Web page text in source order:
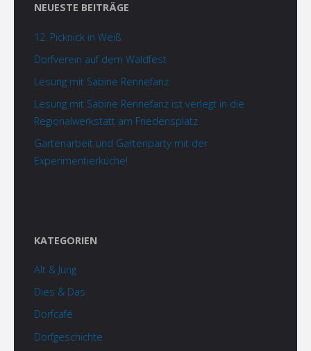
NEUESTE BEITRÄGE
12. Picknick in Weiß
Dorfverein auf dem Waldfest
Lesung mit Sabine Rennefanz
Lesung mit Sabine Rennefanz ist verlegt in die
Regionalwerkstatt am Friedensplatz
Gartenarbeit und Gartenparty mit der
Experimentierküche!
KATEGORIEN
Alt & Jung
Dies & Das
Dorfcafé
Dorfgeschichte